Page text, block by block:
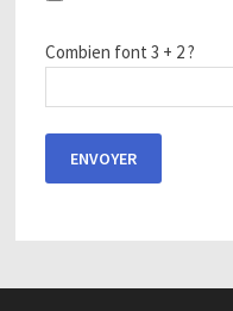
Combien font 3 + 2 ?